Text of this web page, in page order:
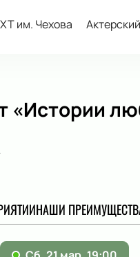
им. Чехова
«Истории
НАШИ